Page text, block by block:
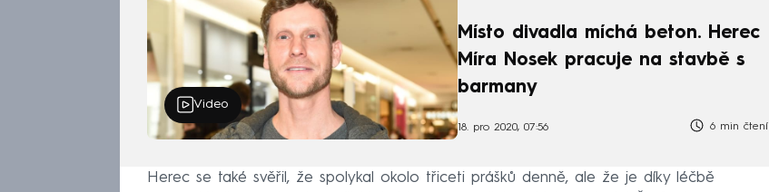
Video
Místo divadla míchá beton. Herec
Míra Nosek pracuje na stavbě s
barmany
18. pro 2020, 07:56 6 min čtení
Herec se také svěřil, že spolykal okolo třiceti prášků denně, ale že je díky léčbě